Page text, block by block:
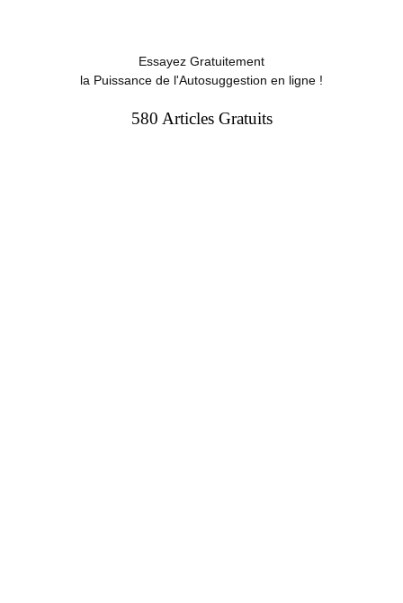
Essayez Gratuitement
la Puissance de l'Autosuggestion en ligne !
580 Articles Gratuits